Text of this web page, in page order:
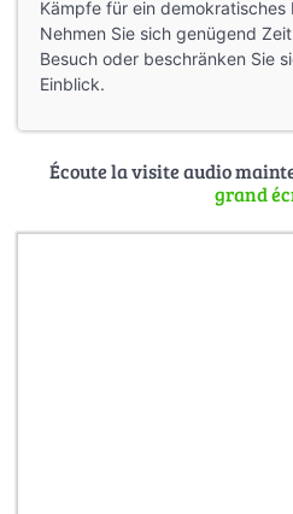
Kämpfe für ein
Nehmen Sie sich genügend
Besuch oder beschränken Sie
Einblick.
Écoute la visite audio
grand